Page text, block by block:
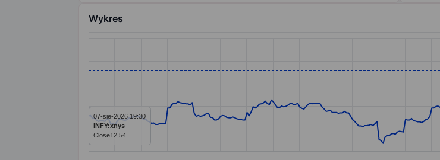
Wykres
Line chart with 299 data points.
The chart has 1 Y axis displaying values. Data ranges from 10.41 to 12.65.
07-sie-2026 19:30
INFY:xnys
Close12,54